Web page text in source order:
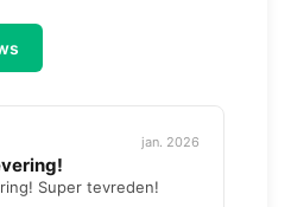
jan. 2026
Super tevreden!